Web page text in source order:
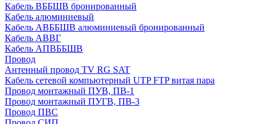
Кабель ВББШВ бронированный
Кабель алюминиевый
Кабель АВББШВ алюминиевый бронированный
Кабель АВВГ
Кабель АПВББШВ
Провод
Антенный провод TV RG SAT
Кабель сетевой компьютерный UTP FTP витая пара
Провод монтажный ПУВ, ПВ-1
Провод монтажный ПУГВ, ПВ-3
Провод ПВС